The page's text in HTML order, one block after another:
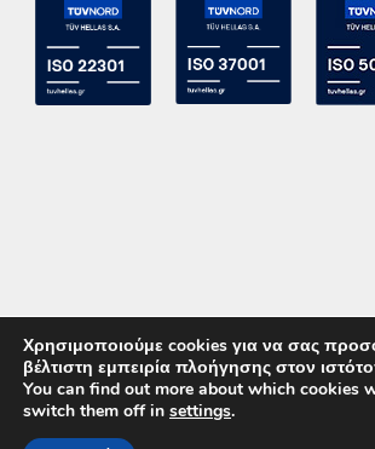
Copyright 2015 ACE Power Electronics - All
Χρησιμοποιούμε cookies για να σας
βέλτιστη εμπειρία πλοήγησης στον
You can find out more about which cookies
switch them off in settings.